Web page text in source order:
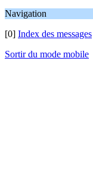
Navigation
[0] Index des messages
Sortir du mode mobile